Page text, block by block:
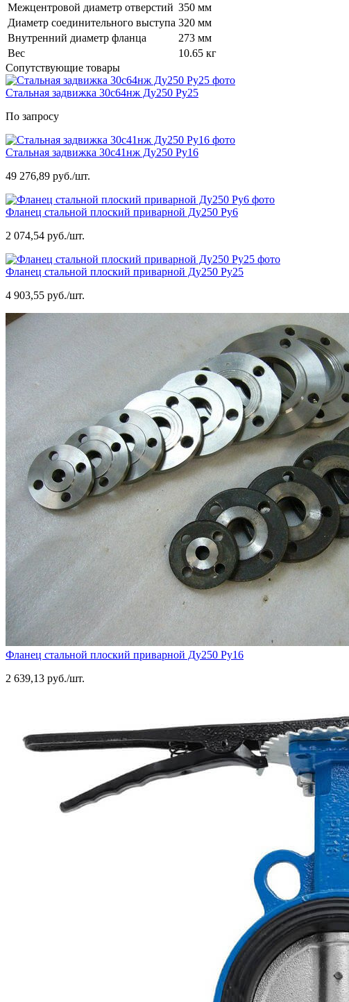
Межцентровой диаметр отверстий 350 мм
Диаметр соединительного выступа 320 мм
Внутренний диаметр фланца
273 мм
Вес
10.65 кг
Сопутствующие товары
Стальная задвижка 30с64нж Ду250 Ру25
По запросу
Стальная задвижка 30с41нж Ду250 Ру16
49 276,89 руб./шт.
Фланец стальной плоский приварной Ду250 Ру6
2 074,54 руб./шт.
Фланец стальной плоский приварной Ду250 Ру25
4 903,55 руб./шт.
Фланец стальной плоский приварной Ду250 Ру16
2 639,13 руб./шт.